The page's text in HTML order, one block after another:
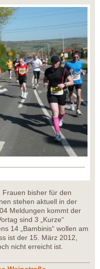
bisher für den
stehen aktuell in der
Meldungen kommt der
sind 3 „Kurze“
14 „Bambinis“ wollen am
ist der 15. März 2012,
nicht erreicht ist.